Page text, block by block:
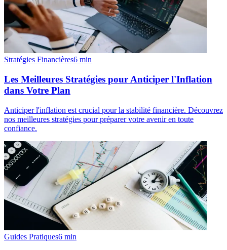
Stratégies Financières6 min
Les Meilleures Stratégies pour Anticiper l'Inflation
dans Votre Plan
Anticiper l'inflation est crucial pour la stabilité financière. Découvrez
nos meilleures stratégies pour préparer votre avenir en toute
confiance.
Guides Pratiques6 min